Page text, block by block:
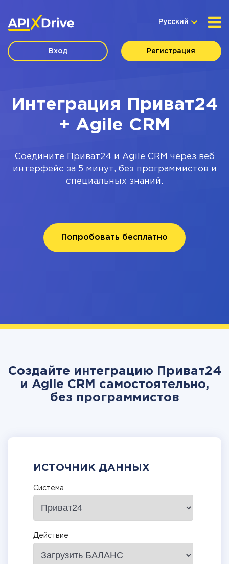
Русский
Вход Регистрация
Интеграция Приват24
+ Agile CRM
Соедините Приват24 и Agile CRM через веб
интерфейс за 5 минут, без программистов и
специальных знаний.
Попробовать бесплатно
Создайте интеграцию Приват24
и Agile CRM самостоятельно,
без программистов
ИСТОЧНИК ДАННЫХ
Система
Действие